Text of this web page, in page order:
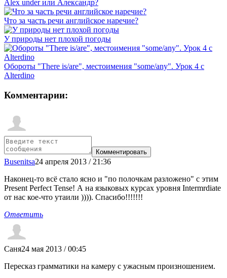
Alex under или Александр?
Что за часть речи английское наречие?
У природы нет плохой погоды
Обороты "There is/are", местоимения "some/any". Урок 4 с
Alterdino
Комментарии:
Busenitsa24 апреля 2013 / 21:36
Наконец-то всё стало ясно и "по полочкам разложено" с этим
Present Perfect Tense! А на языковых курсах уровня Intermrdiate
от нас кое-что утаили )))). Спасибо!!!!!!!
Ответить
Саня24 мая 2013 / 00:45
Пересказ грамматики на камеру с ужасным произношением.